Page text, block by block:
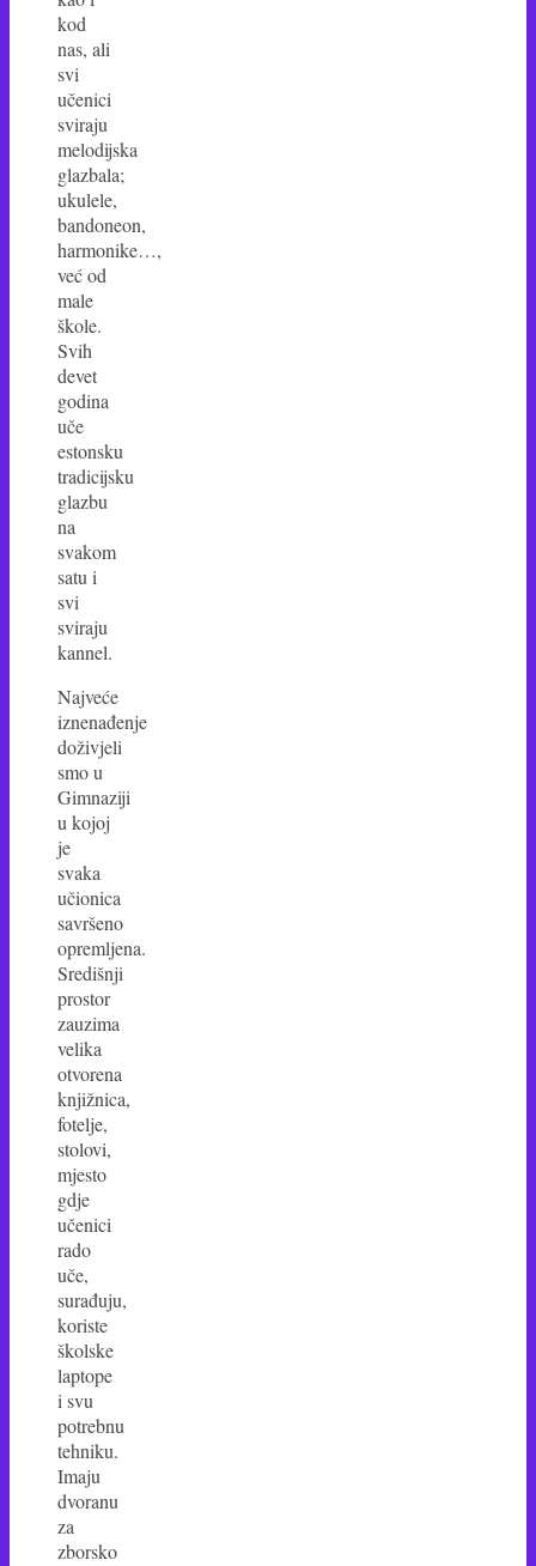
kod
nas, ali
svi
učenici
sviraju
melodijska
glazbala;
ukulele,
bandoneon,
harmonike…,
već od
male
škole.
Svih
devet
godina
uče
estonsku
tradicijsku
glazbu
na
svakom
satu i
svi
sviraju
kannel.
Najveće
iznenađenje
doživjeli
smo u
Gimnaziji
u kojoj
je
svaka
učionica
savršeno
opremljena.
Središnji
prostor
zauzima
velika
otvorena
knjižnica,
fotelje,
stolovi,
mjesto
gdje
učenici
rado
uče,
surađuju,
koriste
školske
laptope
i svu
potrebnu
tehniku.
Imaju
dvoranu
za
zborsko